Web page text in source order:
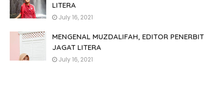
LITERA
July 16, 2021
MENGENAL MUZDALIFAH, EDITOR PENERBIT
JAGAT LITERA
July 16, 2021